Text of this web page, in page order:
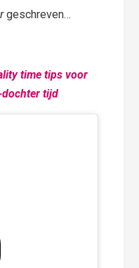
geschreven…
time tips voor
tijd